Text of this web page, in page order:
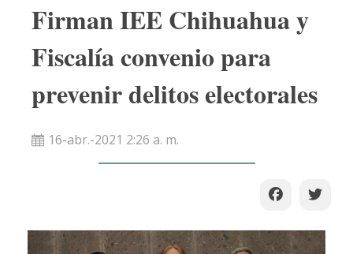
Firman IEE Chihuahua y
Fiscalía convenio para
prevenir delitos electorales
16-abr.-2021 2:26 a. m.